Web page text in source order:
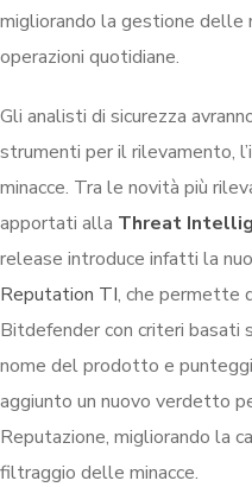
migliorando la gestione delle
operazioni quotidiane.
Gli analisti di sicurezza
strumenti per il rilevamento,
minacce. Tra le novità più
apportati alla Threat
release introduce infatti la
Reputation TI, che permette
Bitdefender con criteri basati
nome del prodotto e
aggiunto un nuovo verdetto
Reputazione, migliorando la
filtraggio delle minacce.